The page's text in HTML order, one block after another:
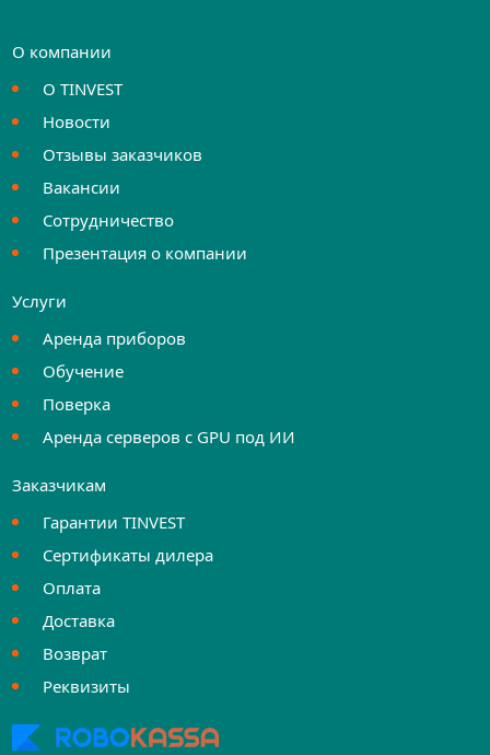
О компании
О TINVEST
Новости
Отзывы заказчиков
Вакансии
Сотрудничество
Презентация о компании
Услуги
Аренда приборов
Обучение
Поверка
Аренда серверов с GPU под ИИ
Заказчикам
Гарантии TINVEST
Сертификаты дилера
Оплата
Доставка
Возврат
Реквизиты